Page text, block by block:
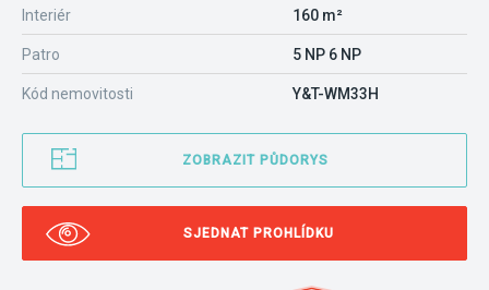
Interiér 160 m²
Patro 5 NP 6 NP
Kód nemovitosti Y&T-WM33H
ZOBRAZIT PŮDORYS
SJEDNAT PROHLÍDKU